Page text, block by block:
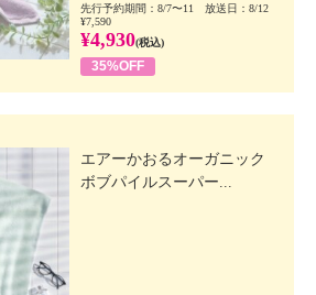
先行予約期間：8/7〜11 放送日：8/12
¥7,590
¥4,930(税込)
35%OFF
エアーかおるオーガニック
ボブパイルスーパー...